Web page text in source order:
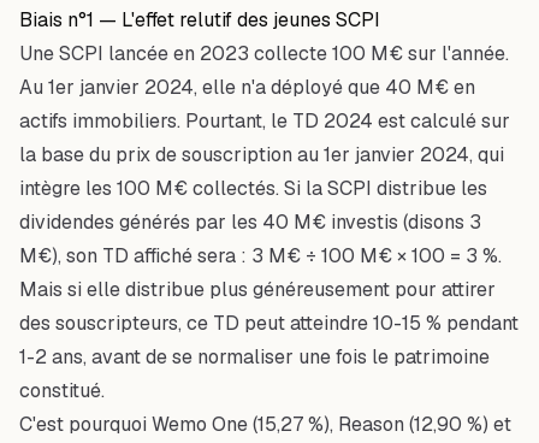
Biais n°1 — L'effet relutif des jeunes SCPI
Une SCPI lancée en 2023 collecte 100 M€ sur l'année.
Au 1er janvier 2024, elle n'a déployé que 40 M€ en
actifs immobiliers. Pourtant, le TD 2024 est calculé sur
la base du prix de souscription au 1er janvier 2024, qui
intègre les 100 M€ collectés. Si la SCPI distribue les
dividendes générés par les 40 M€ investis (disons 3
M€), son TD affiché sera : 3 M€ ÷ 100 M€ × 100 = 3 %.
Mais si elle distribue plus généreusement pour attirer
des souscripteurs, ce TD peut atteindre 10-15 % pendant
1-2 ans, avant de se normaliser une fois le patrimoine
constitué.
C'est pourquoi Wemo One (15,27 %), Reason (12,90 %) et